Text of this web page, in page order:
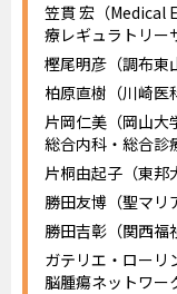
笠貫 宏（Medical
療レギュラトリー
樫尾明彦（調布東
柏原直樹（川崎医
片岡仁美（岡山大
総合内科・総合診
片桐由起子（東邦
勝田友博（聖マリ
勝田吉彰（関西福
ガテリエ・ローリ
脳腫瘍ネットワー